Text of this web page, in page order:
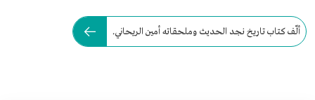
ألّف كتاب تاريخ نجد الحديث وملحقاته أمين الريحاني.